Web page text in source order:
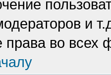
и
права во всех